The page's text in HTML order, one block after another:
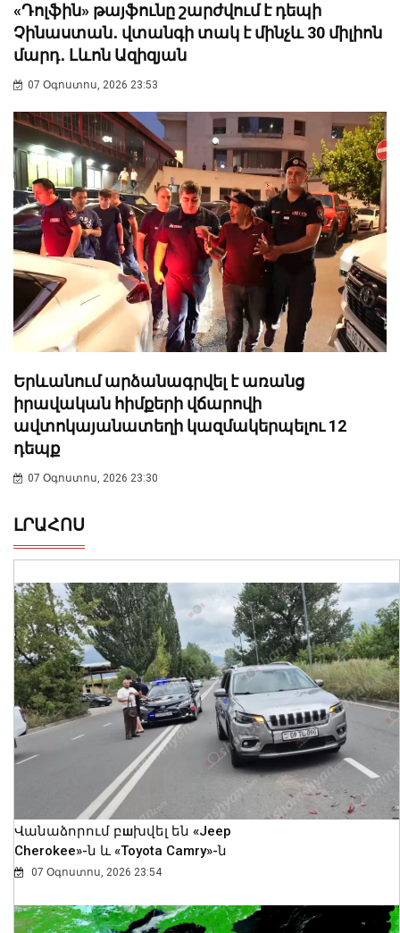
«Դոլֆին» թայֆունը շարժվում է դեպի
Չինաստան․ վտանգի տակ է մինչև 30 միլիոն
մարդ․ Լևոն Ազիզյան
07 Օգոստոս, 2026 23:53
Երևանում արձանագրվել է առանց
իրավական հիմքերի վճարովի
ավտոկայանատեղի կազմակերպելու 12
դեպք
07 Օգոստոս, 2026 23:30
ԼՐԱՀՈՍ
Վանաձորում բшխվել են «Jeep
Cherokee»-ն և «Toyota Camry»-ն
07 Օգոստոս, 2026 23:54